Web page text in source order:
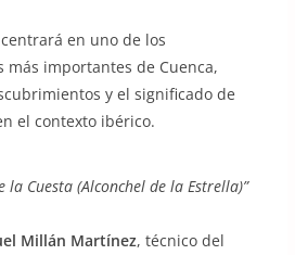
en uno de los
más importantes de Cuenca,
y el significado de
el contexto ibérico.
la Cuesta (Alconchel de la Estrella)”
Millán Martínez, técnico del